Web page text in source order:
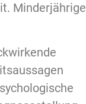
Minderjährige